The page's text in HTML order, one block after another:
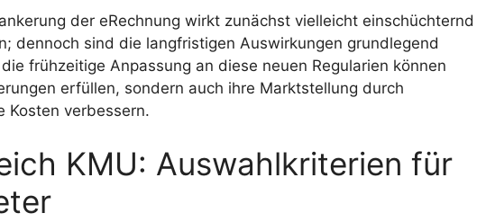
der eRechnung wirkt zunächst vielleicht einschüchternd
dennoch sind die langfristigen Auswirkungen grundlegend
frühzeitige Anpassung an diese neuen Regularien können
erfüllen, sondern auch ihre Marktstellung durch
Kosten verbessern.
KMU: Auswahlkriterien für